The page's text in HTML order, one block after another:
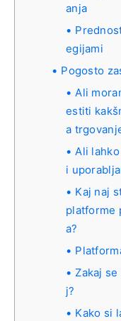
anja
egijami
Pogosto
Ali
estiti
a
Ali
i
Kaj naj
platforme
a?
Zakaj
j?
Kako si